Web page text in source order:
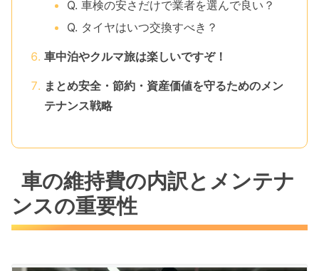
Q. 車検の安さだけで業者を選んで良い？
Q. タイヤはいつ交換すべき？
車中泊やクルマ旅は楽しいですぞ！
まとめ安全・節約・資産価値を守るためのメン
テナンス戦略
車の維持費の内訳とメンテナ
ンスの重要性